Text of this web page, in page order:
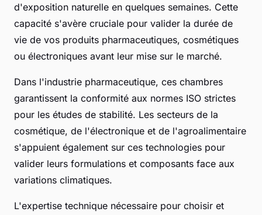
d'exposition naturelle en quelques semaines. Cette
capacité s'avère cruciale pour valider la durée de
vie de vos produits pharmaceutiques, cosmétiques
ou électroniques avant leur mise sur le marché.
Dans l'industrie pharmaceutique, ces chambres
garantissent la conformité aux normes ISO strictes
pour les études de stabilité. Les secteurs de la
cosmétique, de l'électronique et de l'agroalimentaire
s'appuient également sur ces technologies pour
valider leurs formulations et composants face aux
variations climatiques.
L'expertise technique nécessaire pour choisir et